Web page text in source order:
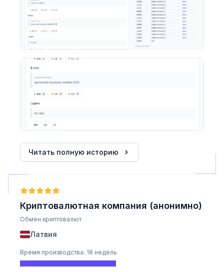
Читать полную историю
Криптовалютная компания (анонимно)
Обмен криптовалют
Латвия
Время производства: 18 недель